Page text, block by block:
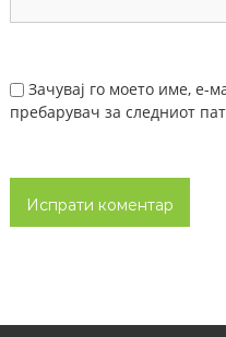
Зачувај го моето име, е-
пребарувач за следниот